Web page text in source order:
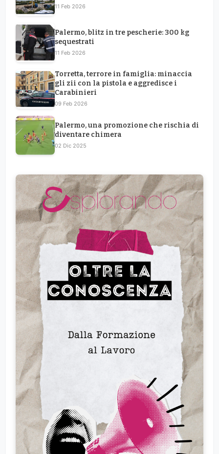
11 Feb 2026
Palermo, blitz in tre pescherie: 300 kg
sequestrati
11 Feb 2026
Torretta, terrore in famiglia: minaccia
gli zii con la pistola e aggredisce i
Carabinieri
09 Feb 2026
Palermo, una promozione che rischia di
diventare chimera
02 Dic 2025